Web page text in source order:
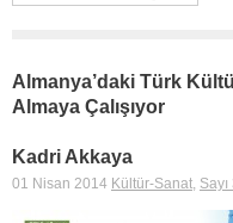
Almanya’daki Türk
Almaya Çalışıyor
Kadri Akkaya
01 Nisan 2014 Kültür-Sanat, Sayı